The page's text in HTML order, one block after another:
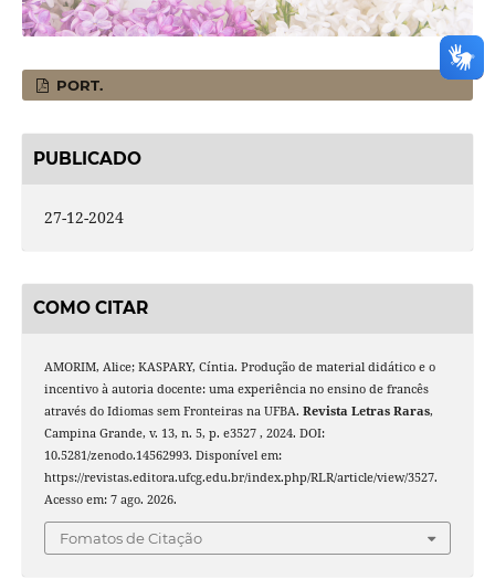
PORT.
PUBLICADO
27-12-2024
COMO CITAR
AMORIM, Alice; KASPARY, Cíntia. Produção de material didático e o
incentivo à autoria docente: uma experiência no ensino de francês
através do Idiomas sem Fronteiras na UFBA. Revista Letras Raras,
Campina Grande, v. 13, n. 5, p. e3527 , 2024. DOI:
10.5281/zenodo.14562993. Disponível em:
https://revistas.editora.ufcg.edu.br/index.php/RLR/article/view/3527.
Acesso em: 7 ago. 2026.
Fomatos de Citação